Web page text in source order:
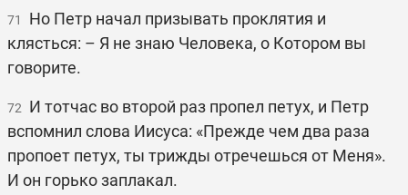
71
Но Петр начал призывать проклятия и
клясться: – Я не знаю Человека, о Котором вы
говорите.
72 И тотчас во второй раз пропел петух, и Петр
вспомнил слова Иисуса: «Прежде чем два раза
пропоет петух, ты трижды отречешься от Меня».
И он горько заплакал.